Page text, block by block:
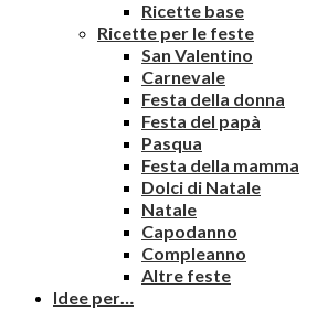
Ricette base
Ricette per le feste
San Valentino
Carnevale
Festa della donna
Festa del papà
Pasqua
Festa della mamma
Dolci di Natale
Natale
Capodanno
Compleanno
Altre feste
Idee per…